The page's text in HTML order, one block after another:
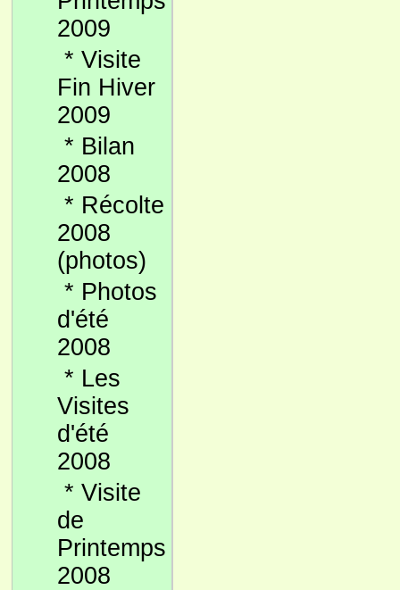
2009
* Visite
Fin Hiver
2009
* Bilan
2008
* Récolte
2008
(photos)
* Photos
d'été
2008
* Les
Visites
d'été
2008
* Visite
de
Printemps
2008